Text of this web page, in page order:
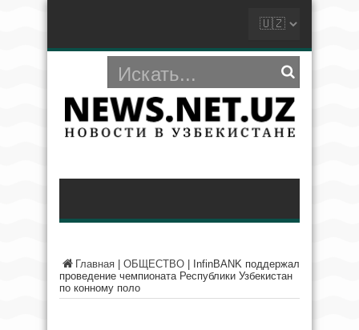
Главная ОБЩЕСТВО
InfinBANK поддержал
проведение чемпионата Республики Узбекистан
по конному поло